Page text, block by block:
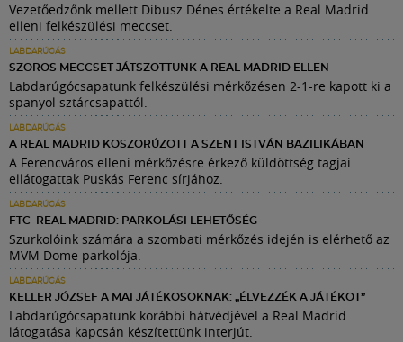
Vezetőedzőnk mellett Dibusz Dénes értékelte a Real Madrid
elleni felkészülési meccset.
LABDARÚGÁS
SZOROS MECCSET JÁTSZOTTUNK A REAL MADRID ELLEN
Labdarúgócsapatunk felkészülési mérkőzésen 2-1-re kapott ki a
spanyol sztárcsapattól.
LABDARÚGÁS
A REAL MADRID KOSZORÚZOTT A SZENT ISTVÁN BAZILIKÁBAN
A Ferencváros elleni mérkőzésre érkező küldöttség tagjai
ellátogattak Puskás Ferenc sírjához.
LABDARÚGÁS
FTC–REAL MADRID: PARKOLÁSI LEHETŐSÉG
Szurkolóink számára a szombati mérkőzés idején is elérhető az
MVM Dome parkolója.
LABDARÚGÁS
KELLER JÓZSEF A MAI JÁTÉKOSOKNAK: „ÉLVEZZÉK A JÁTÉKOT”
Labdarúgócsapatunk korábbi hátvédjével a Real Madrid
látogatása kapcsán készítettünk interjút.